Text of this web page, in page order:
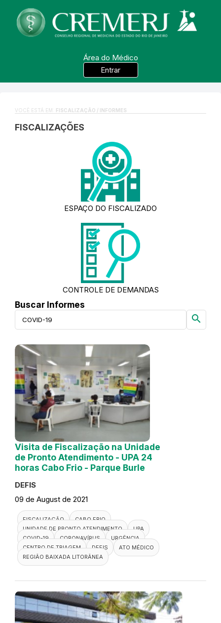
Área do Médico
Entrar
VOCÊ ESTÁ EM: FISCALIZAÇÃO / INFORMES
FISCALIZAÇÕES
ESPAÇO DO FISCALIZADO
CONTROLE DE DEMANDAS
Buscar Informes
search
Visita de Fiscalização na Unidade
de Pronto Atendimento - UPA 24
horas Cabo Frio - Parque Burle
DEFIS
09 de August de 2021
FISCALIZAÇÃO
CABO FRIO
UNIDADE DE PRONTO ATENDIMENTO
UPA
COVID-19
CORONAVÍRUS
URGÊNCIA
CENTRO DE TRIAGEM
DEFIS
ATO MÉDICO
REGIÃO BAIXADA LITORÂNEA